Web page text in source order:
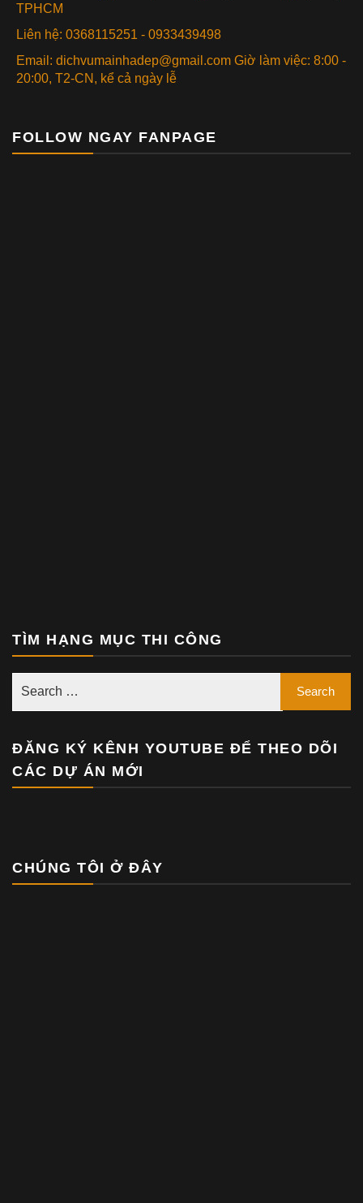
TPHCM
Liên hệ: 0368115251 - 0933439498
Email: dichvumainhadep@gmail.com Giờ làm việc: 8:00 -
20:00, T2-CN, kể cả ngày lễ
FOLLOW NGAY FANPAGE
TÌM HẠNG MỤC THI CÔNG
ĐĂNG KÝ KÊNH YOUTUBE ĐỂ THEO DÕI
CÁC DỰ ÁN MỚI
CHÚNG TÔI Ở ĐÂY